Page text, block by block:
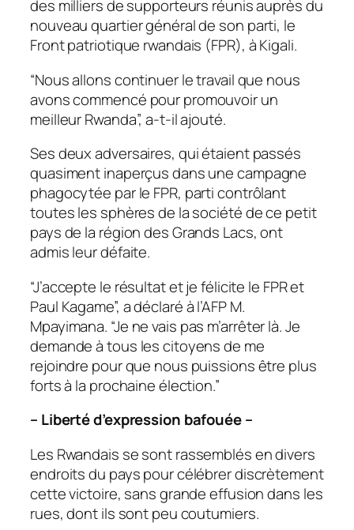
des milliers de supporteurs réunis auprès du
nouveau quartier général de son parti, le
Front patriotique rwandais (FPR), à Kigali.
“Nous allons continuer le travail que nous
avons commencé pour promouvoir un
meilleur Rwanda”, a-t-il ajouté.
Ses deux adversaires, qui étaient passés
quasiment inaperçus dans une campagne
phagocytée par le FPR, parti contrôlant
toutes les sphères de la société de ce petit
pays de la région des Grands Lacs, ont
admis leur défaite.
“J’accepte le résultat et je félicite le FPR et
Paul Kagame”, a déclaré à l’AFP M.
Mpayimana. “Je ne vais pas m’arrêter là. Je
demande à tous les citoyens de me
rejoindre pour que nous puissions être plus
forts à la prochaine élection.”
– Liberté d’expression bafouée –
Les Rwandais se sont rassemblés en divers
endroits du pays pour célébrer discrètement
cette victoire, sans grande effusion dans les
rues, dont ils sont peu coutumiers.